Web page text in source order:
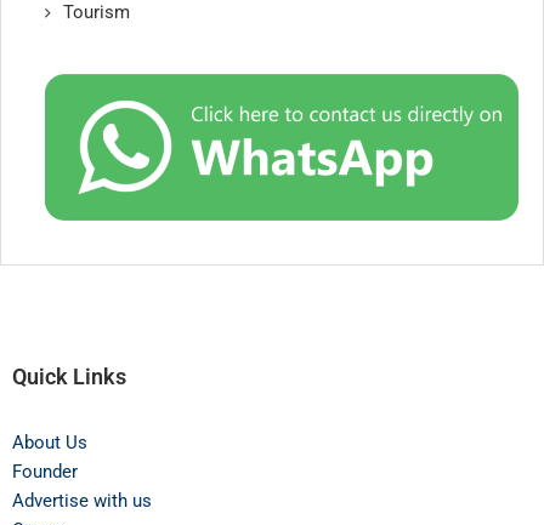
Tourism
Quick Links
About Us
Founder
Advertise with us